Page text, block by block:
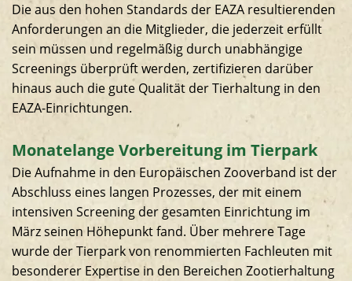
Die aus den hohen Standards der EAZA resultierenden
Anforderungen an die Mitglieder, die jederzeit erfüllt
sein müssen und regelmäßig durch unabhängige
Screenings überprüft werden, zertifizieren darüber
hinaus auch die gute Qualität der Tierhaltung in den
EAZA-Einrichtungen.
Monatelange Vorbereitung im Tierpark
Die Aufnahme in den Europäischen Zooverband ist der
Abschluss eines langen Prozesses, der mit einem
intensiven Screening der gesamten Einrichtung im
März seinen Höhepunkt fand. Über mehrere Tage
wurde der Tierpark von renommierten Fachleuten mit
besonderer Expertise in den Bereichen Zootierhaltung